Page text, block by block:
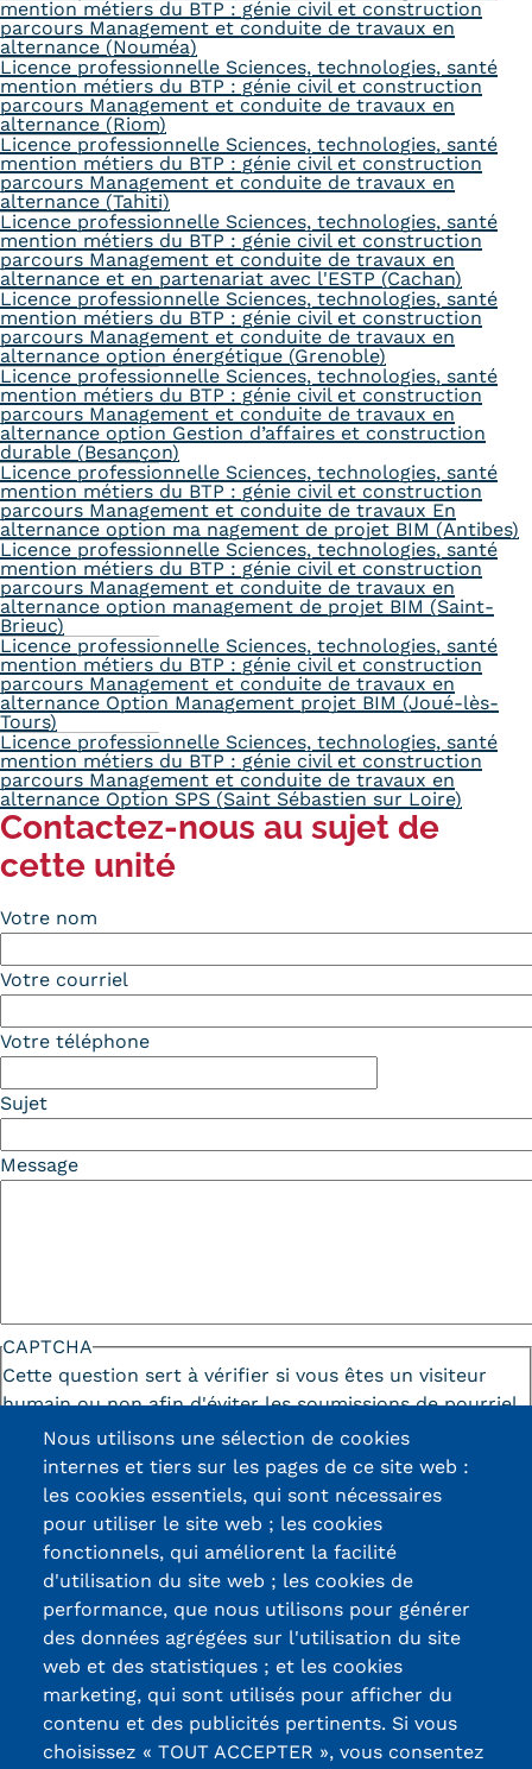
mention métiers du BTP : génie civil et construction
parcours Management et conduite de travaux en
alternance (Nouméa)
Licence professionnelle Sciences, technologies, santé
mention métiers du BTP : génie civil et construction
parcours Management et conduite de travaux en
alternance (Riom)
Licence professionnelle Sciences, technologies, santé
mention métiers du BTP : génie civil et construction
parcours Management et conduite de travaux en
alternance (Tahiti)
Licence professionnelle Sciences, technologies, santé
mention métiers du BTP : génie civil et construction
parcours Management et conduite de travaux en
alternance et en partenariat avec l'ESTP (Cachan)
Licence professionnelle Sciences, technologies, santé
mention métiers du BTP : génie civil et construction
parcours Management et conduite de travaux en
alternance option énergétique (Grenoble)
Licence professionnelle Sciences, technologies, santé
mention métiers du BTP : génie civil et construction
parcours Management et conduite de travaux en
alternance option Gestion d’affaires et construction
durable (Besançon)
Licence professionnelle Sciences, technologies, santé
mention métiers du BTP : génie civil et construction
parcours Management et conduite de travaux En
alternance option ma nagement de projet BIM (Antibes)
Licence professionnelle Sciences, technologies, santé
mention métiers du BTP : génie civil et construction
parcours Management et conduite de travaux en
alternance option management de projet BIM (Saint-
Brieuc)
Licence professionnelle Sciences, technologies, santé
mention métiers du BTP : génie civil et construction
parcours Management et conduite de travaux en
alternance Option Management projet BIM (Joué-lès-
Tours)
Licence professionnelle Sciences, technologies, santé
mention métiers du BTP : génie civil et construction
parcours Management et conduite de travaux en
alternance Option SPS (Saint Sébastien sur Loire)
Contactez-nous au sujet de
cette unité
Votre nom
Votre courriel
Votre téléphone
Sujet
Message
CAPTCHA
Cette question sert à vérifier si vous êtes un visiteur
humain ou non afin d'éviter les soumissions de pourriel
(spam) automatisées.
13, Rue Ernest
Certifications /
Labels qualité
Nous utilisons une sélection de cookies
internes et tiers sur les pages de ce site web :
les cookies essentiels, qui sont nécessaires
pour utiliser le site web ; les cookies
fonctionnels, qui améliorent la facilité
d'utilisation du site web ; les cookies de
performance, que nous utilisons pour générer
des données agrégées sur l'utilisation du site
web et des statistiques ; et les cookies
marketing, qui sont utilisés pour afficher du
contenu et des publicités pertinents. Si vous
choisissez « TOUT ACCEPTER », vous consentez